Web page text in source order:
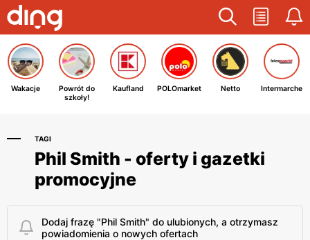
Wakacje
Powrót do
szkoły!
Kaufland POLOmarket Netto Intermarche
TAGI
Phil Smith - oferty i gazetki
promocyjne
Dodaj frazę "Phil Smith" do ulubionych, a otrzymasz
powiadomienia o nowych ofertach